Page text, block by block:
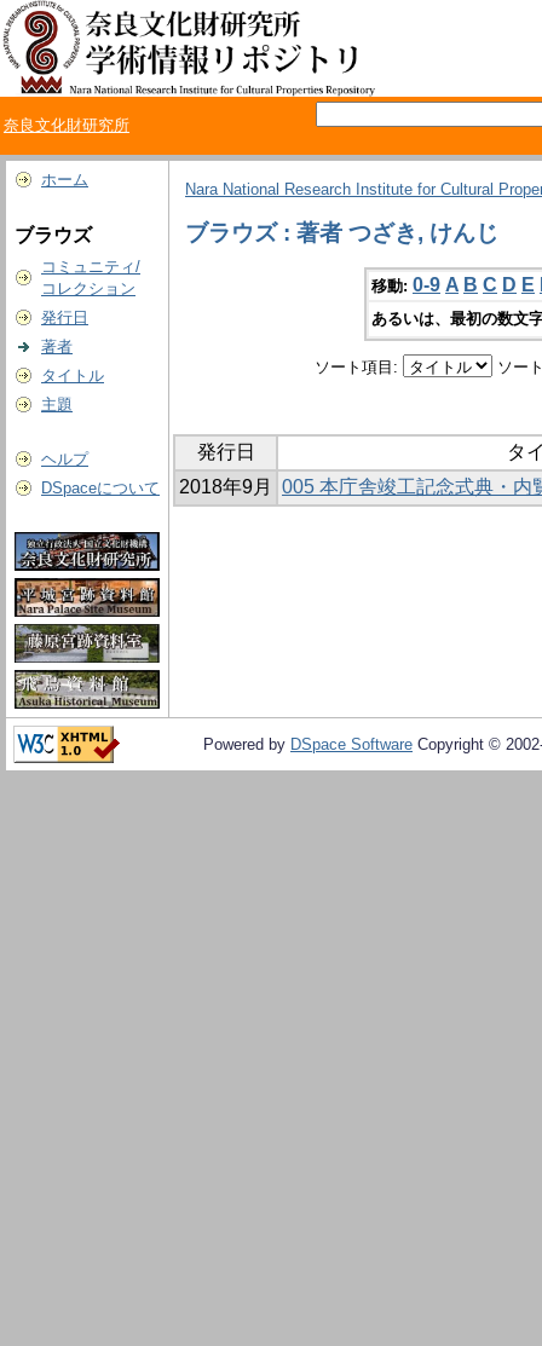
奈良文化財研究所
ホーム
ブラウズ
コミュニティ/
コレクション
発行日
著者
タイトル
主題
ヘルプ
DSpaceについて
Nara National Research Institute for Cultural
ブラウズ : 著者 つざき, けんじ
移動: 0-9 A B C D E
あるいは、最初の数文
ソート項目: ソー
発行日
タ
2018年9月
005 本庁舎竣工記念式典・内
Powered by DSpace Software Copyright ©